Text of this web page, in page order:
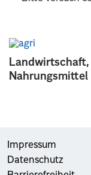
Nahrungsmittel
Impressum
Datenschutz